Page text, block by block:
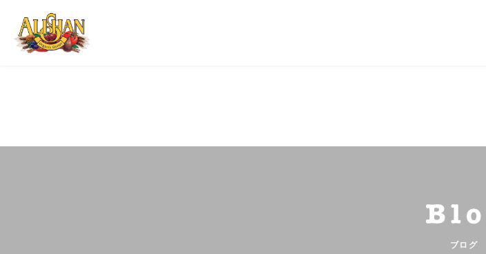
Warning: Parameter 2 to wp_hide_post_Public::query_posts_join() expected to be a reference, value given in
on line286
ブログ